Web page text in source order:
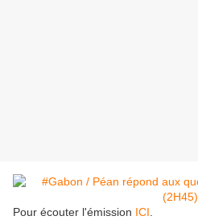
Pour écouter l'émission ICI